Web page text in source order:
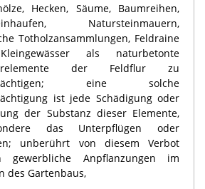
Hecken, Säume, Baumreihen,
Natursteinmauern,
Totholzansammlungen, Feldraine
als naturbetonte
der Feldflur zu
eine solche
ist jede Schädigung oder
der Substanz dieser Elemente,
das Unterpflügen oder
unberührt von diesem Verbot
gewerbliche Anpflanzungen im
des Gartenbaus,